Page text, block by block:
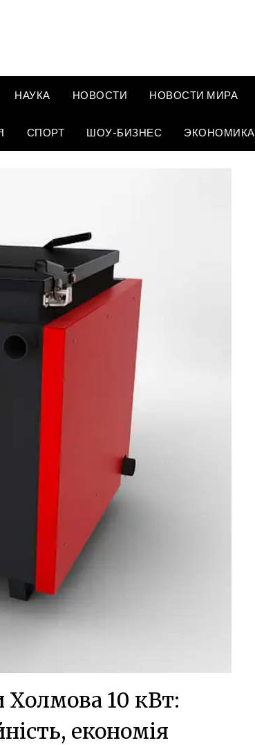
НАУКА НОВОСТИ НОВОСТИ МИРА
СПОРТ ШОУ-БИЗНЕС ЭКОНОМИКА
Холмова 10 кВт:
економія